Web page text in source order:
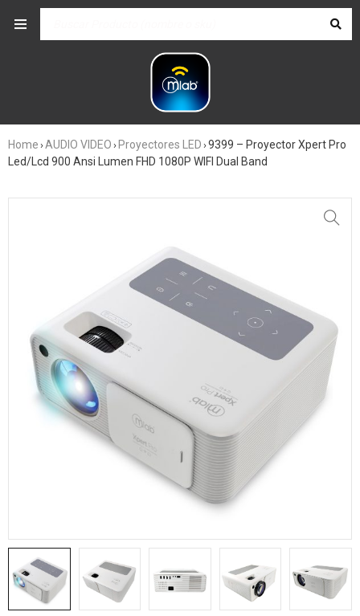
Home ›AUDIO VIDEO › Proyectores LED ›9399 – Proyector Xpert Pro
Led/Lcd 900 Ansi Lumen FHD 1080P WIFI Dual Band